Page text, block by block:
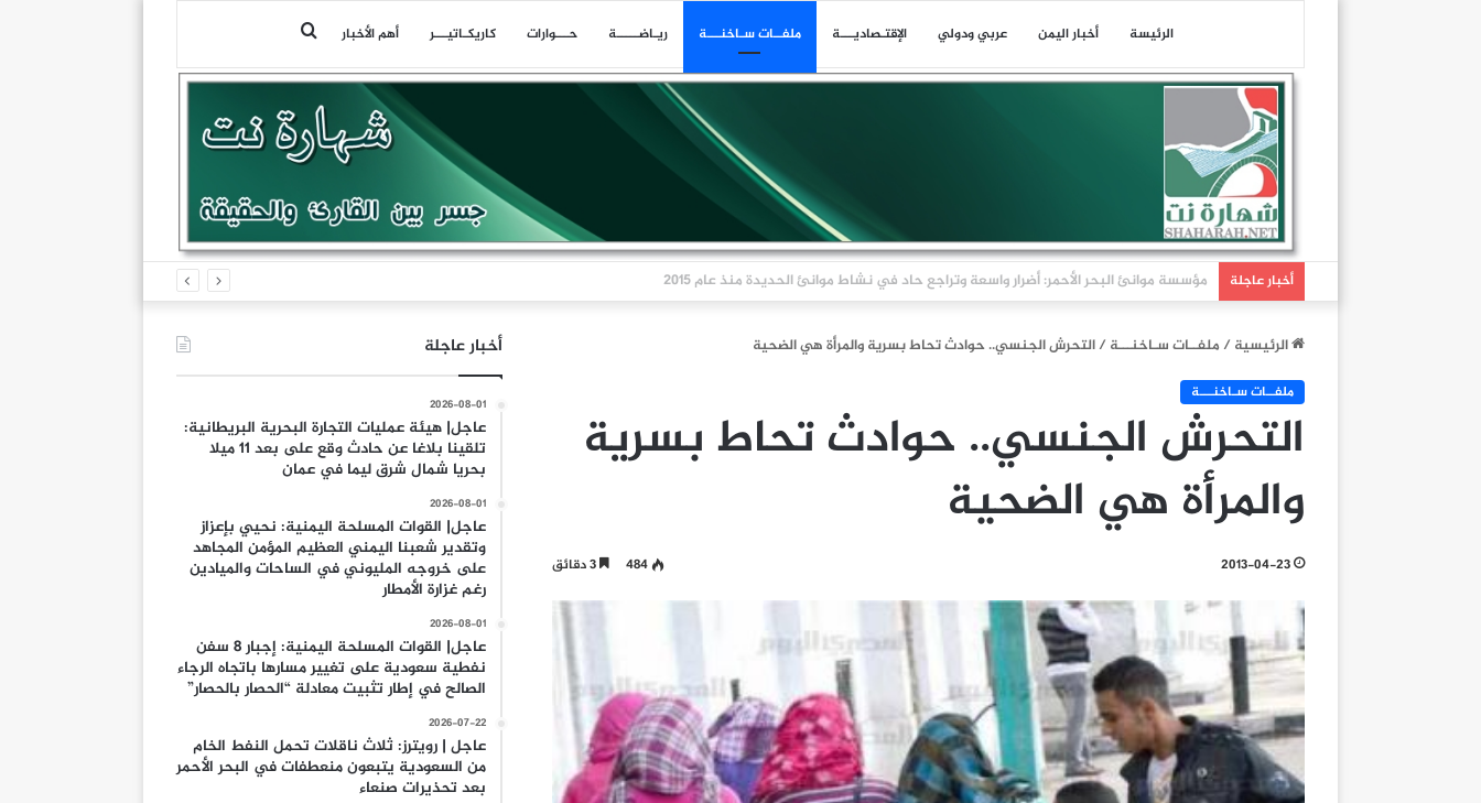
الرئيسة أخبار اليمن عربي ودولي اﻹقتـصاديـــة ملفــات سـاخنـــة ريـاضـــــة حـــوارات كاريكـاتيـــر أهم الأخبار بحث
أخبار عاجلة عاجل| هيئة عمليات التجارة البحرية البريطانية: تلقينا بلاغا عن حادث وقع على بعد 11 ميلا بحريا شمال شرق ليما في عمان
الرئيسية/ملفــات سـاخنـــة/التحرش الجنسي.. حوادث تحاط بسرية والمرأة هي الضحية
ملفــات سـاخنـــة
التحرش الجنسي.. حوادث تحاط بسرية
والمرأة هي الضحية
2013-04-23
484 3 دقائق
أخبار عاجلة
2026-08-01
عاجل| هيئة عمليات التجارة البحرية البريطانية:
تلقينا بلاغا عن حادث وقع على بعد 11 ميلا
بحريا شمال شرق ليما في عمان
2026-08-01
عاجل| القوات المسلحة اليمنية: نحيي بإعزاز
وتقدير شعبنا اليمني العظيم المؤمن المجاهد
على خروجه المليوني في الساحات والميادين
رغم غزارة الأمطار
2026-08-01
عاجل| القوات المسلحة اليمنية: إجبار 8 سفن
نفطية سعودية على تغيير مسارها باتجاه الرجاء
الصالح في إطار تثبيت معادلة “الحصار بالحصار”
2026-07-22
عاجل | رويترز: ثلاث ناقلات تحمل النفط الخام
من السعودية يتبعون منعطفات في البحر الأحمر
بعد تحذيرات صنعاء